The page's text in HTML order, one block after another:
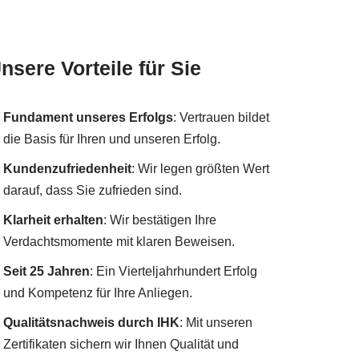
Vorteile für Sie
Fundament unseres Erfolgs: Vertrauen bildet
die Basis für Ihren und unseren Erfolg.
Kundenzufriedenheit: Wir legen größten Wert
darauf, dass Sie zufrieden sind.
Klarheit erhalten: Wir bestätigen Ihre
Verdachtsmomente mit klaren Beweisen.
Seit 25 Jahren: Ein Vierteljahrhundert Erfolg
und Kompetenz für Ihre Anliegen.
Qualitätsnachweis durch IHK: Mit unseren
Zertifikaten sichern wir Ihnen Qualität und